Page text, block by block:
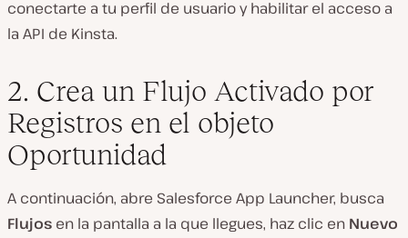
conectarte a tu perfil de usuario y habilitar el acceso a
la API de Kinsta.
2. Crea un Flujo Activado por
Registros en el objeto
Oportunidad
A continuación, abre Salesforce App Launcher, busca
Flujos en la pantalla a la que llegues, haz clic en Nuevo